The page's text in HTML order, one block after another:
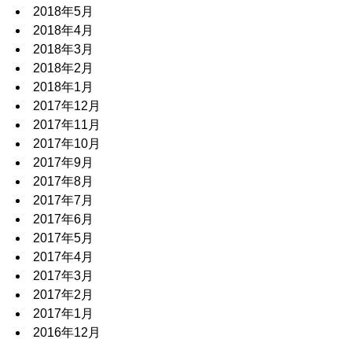
2018年5月
2018年4月
2018年3月
2018年2月
2018年1月
2017年12月
2017年11月
2017年10月
2017年9月
2017年8月
2017年7月
2017年6月
2017年5月
2017年4月
2017年3月
2017年2月
2017年1月
2016年12月